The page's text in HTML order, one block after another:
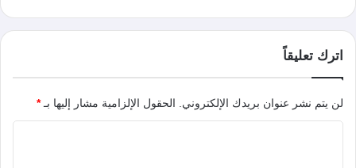
اترك تعليقاً
لن يتم نشر عنوان بريدك الإلكتروني. الحقول الإلزامية مشار إليها بـ*